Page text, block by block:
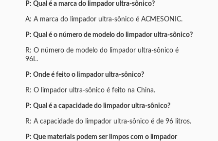
P: Qual é a marca do limpador ultra-sônico?
A: A marca do limpador ultra-sônico é ACMESONIC.
P: Qual é o número de modelo do limpador ultra-sônico?
R: O número de modelo do limpador ultra-sônico é
96L.
P: Onde é feito o limpador ultra-sônico?
R: O limpador ultra-sônico é feito na China.
P: Qual é a capacidade do limpador ultra-sônico?
R: A capacidade do limpador ultra-sônico é de 96 litros.
P: Que materiais podem ser limpos com o limpador